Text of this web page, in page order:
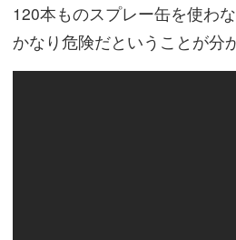
120本ものスプレー缶を使わ
かなり危険だということが分